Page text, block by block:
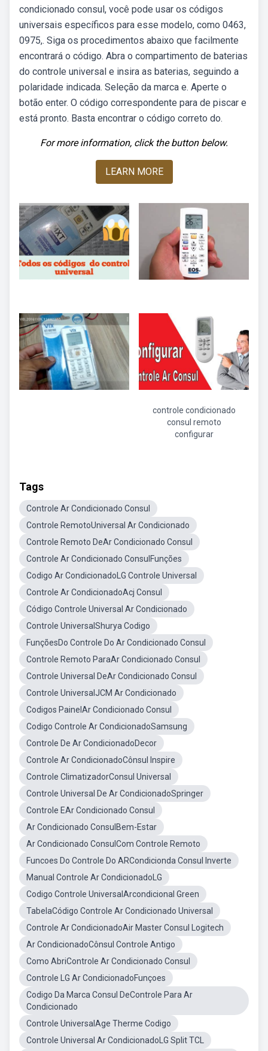
condicionado consul, você pode usar os códigos
universais específicos para esse modelo, como 0463,
0975,. Siga os procedimentos abaixo que facilmente
encontrará o código. Abra o compartimento de baterias
do controle universal e insira as baterias, seguindo a
polaridade indicada. Seleção da marca e. Aperte o
botão enter. O código correspondente para de piscar e
está pronto. Basta encontrar o código correto do.
For more information, click the button below.
LEARN MORE
controle condicionado
consul remoto
configurar
Tags
Controle Ar Condicionado Consul
Controle RemotoUniversal Ar Condicionado
Controle Remoto DeAr Condicionado Consul
Controle Ar Condicionado ConsulFunções
Codigo Ar CondicionadoLG Controle Universal
Controle Ar CondicionadoAcj Consul
Código Controle Universal Ar Condicionado
Controle UniversalShurya Codigo
FunçõesDo Controle Do Ar Condicionado Consul
Controle Remoto ParaAr Condicionado Consul
Controle Universal DeAr Condicionado Consul
Controle UniversalJCM Ar Condicionado
Codigos PainelAr Condicionado Consul
Codigo Controle Ar CondicionadoSamsung
Controle De Ar CondicionadoDecor
Controle Ar CondicionadoCônsul Inspire
Controle ClimatizadorConsul Universal
Controle Universal De Ar CondicionadoSpringer
Controle EAr Condicionado Consul
Ar Condicionado ConsulBem-Estar
Ar Condicionado ConsulCom Controle Remoto
Funcoes Do Controle Do ARCondicionda Consul Inverte
Manual Controle Ar CondicionadoLG
Codigo Controle UniversalArcondicional Green
TabelaCódigo Controle Ar Condicionado Universal
Controle Ar CondicionadoAir Master Consul Logitech
Ar CondicionadoCônsul Controle Antigo
Como AbriControle Ar Condicionado Consul
Controle LG Ar CondicionadoFunçoes
Codigo Da Marca Consul DeControle Para Ar
Condicionado
Controle UniversalAge Therme Codigo
Controle Universal Ar CondicionadoLG Split TCL